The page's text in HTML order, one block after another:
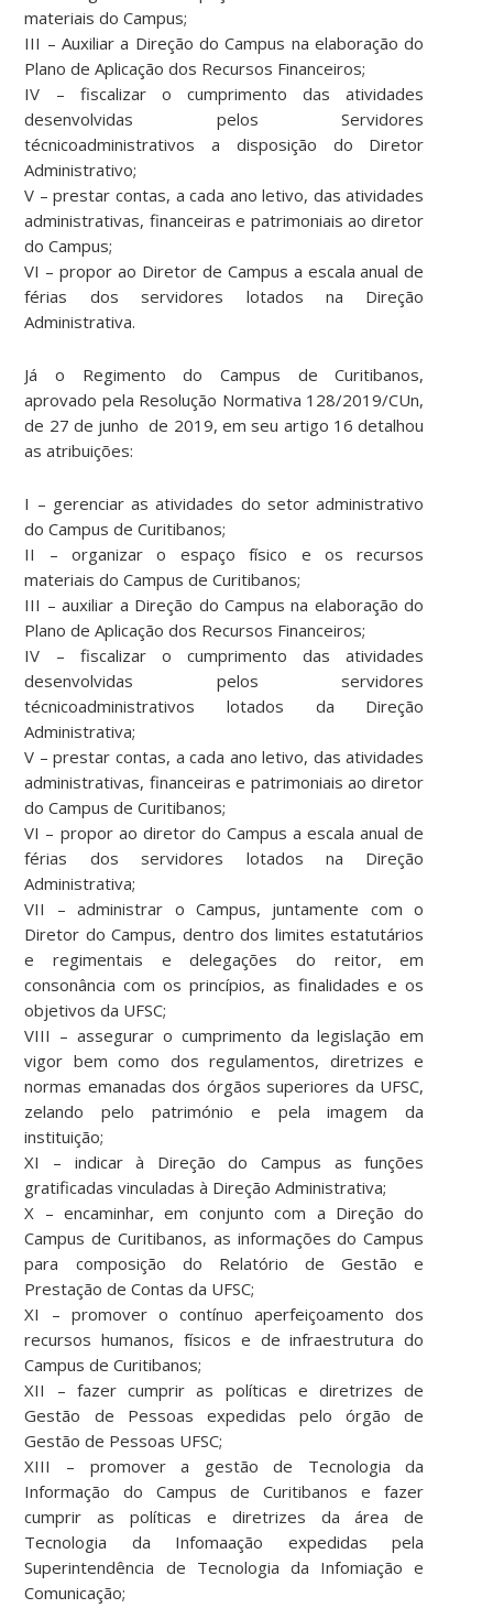
materiais do Campus;
III – Auxiliar a Direção do Campus na elaboração do
Plano de Aplicação dos Recursos Financeiros;
IV – fiscalizar o cumprimento das atividades
desenvolvidas pelos Servidores
técnicoadministrativos a disposição do Diretor
Administrativo;
V – prestar contas, a cada ano letivo, das atividades
administrativas, financeiras e patrimoniais ao diretor
do Campus;
VI – propor ao Diretor de Campus a escala anual de
férias dos servidores lotados na Direção
Administrativa.
Já o Regimento do Campus de Curitibanos,
aprovado pela Resolução Normativa 128/2019/CUn,
de 27 de junho de 2019, em seu artigo 16 detalhou
as atribuições:
I – gerenciar as atividades do setor administrativo
do Campus de Curitibanos;
II – organizar o espaço físico e os recursos
materiais do Campus de Curitibanos;
III – auxiliar a Direção do Campus na elaboração do
Plano de Aplicação dos Recursos Financeiros;
IV – fiscalizar o cumprimento das atividades
desenvolvidas pelos servidores
técnicoadministrativos lotados da Direção
Administrativa;
V – prestar contas, a cada ano letivo, das atividades
administrativas, financeiras e patrimoniais ao diretor
do Campus de Curitibanos;
VI – propor ao diretor do Campus a escala anual de
férias dos servidores lotados na Direção
Administrativa;
VII – administrar o Campus, juntamente com o
Diretor do Campus, dentro dos limites estatutários
e regimentais e delegações do reitor, em
consonância com os princípios, as finalidades e os
objetivos da UFSC;
VIII – assegurar o cumprimento da legislação em
vigor bem como dos regulamentos, diretrizes e
normas emanadas dos órgãos superiores da UFSC,
zelando pelo património e pela imagem da
instituição;
XI – indicar à Direção do Campus as funções
gratificadas vinculadas à Direção Administrativa;
X – encaminhar, em conjunto com a Direção do
Campus de Curitibanos, as informações do Campus
para composição do Relatório de Gestão e
Prestação de Contas da UFSC;
XI – promover o contínuo aperfeiçoamento dos
recursos humanos, físicos e de infraestrutura do
Campus de Curitibanos;
XII – fazer cumprir as políticas e diretrizes de
Gestão de Pessoas expedidas pelo órgão de
Gestão de Pessoas UFSC;
XIII – promover a gestão de Tecnologia da
Informação do Campus de Curitibanos e fazer
cumprir as políticas e diretrizes da área de
Tecnologia da Infomaação expedidas pela
Superintendência de Tecnologia da Infomiação e
Comunicação;